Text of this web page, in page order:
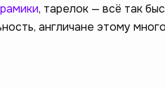
, тарелок — всё так
англичане этому много